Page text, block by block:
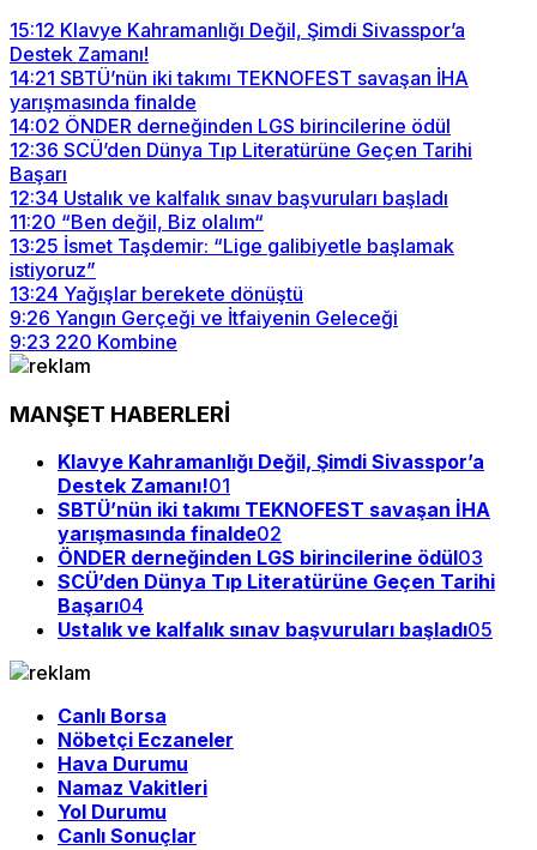
15:12 Klavye Kahramanlığı Değil, Şimdi Sivasspor’a
Destek Zamanı!
14:21 SBTÜ’nün iki takımı TEKNOFEST savaşan İHA
yarışmasında finalde
14:02 ÖNDER derneğinden LGS birincilerine ödül
12:36 SCÜ’den Dünya Tıp Literatürüne Geçen Tarihi
Başarı
12:34 Ustalık ve kalfalık sınav başvuruları başladı
11:20 “Ben değil, Biz olalım“
13:25 İsmet Taşdemir: “Lige galibiyetle başlamak
istiyoruz”
13:24 Yağışlar berekete dönüştü
9:26 Yangın Gerçeği ve İtfaiyenin Geleceği
9:23 220 Kombine
MANŞET HABERLERİ
Klavye Kahramanlığı Değil, Şimdi Sivasspor’a
Destek Zamanı!01
SBTÜ’nün iki takımı TEKNOFEST savaşan İHA
yarışmasında finalde02
ÖNDER derneğinden LGS birincilerine ödül03
SCÜ’den Dünya Tıp Literatürüne Geçen Tarihi
Başarı04
Ustalık ve kalfalık sınav başvuruları başladı05
Canlı Borsa
Nöbetçi Eczaneler
Hava Durumu
Namaz Vakitleri
Yol Durumu
Canlı Sonuçlar